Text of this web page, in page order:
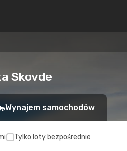
Skovde
Wynajem samochodów
Tylko loty bezpośrednie